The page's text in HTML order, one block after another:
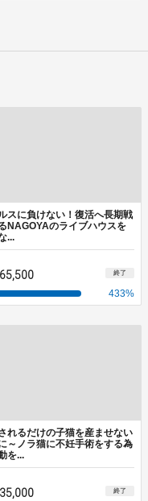
スに負けない！復活へ長期戦
NAGOYAのライブハウスを
...
終了
433%
れるだけの子猫を産ませない
～ノラ猫に不妊手術をする為
を...
終了